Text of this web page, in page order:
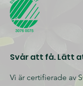
Svår att få. Lätt
Vi är certifierade av